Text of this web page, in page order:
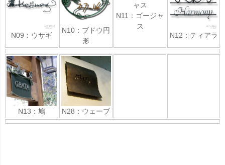
N09：ウサギ
N10：ブドウ円
形
N11：ゴージャ
ス
N12：ティアラ
N13：鳩 N28：ウェーブ